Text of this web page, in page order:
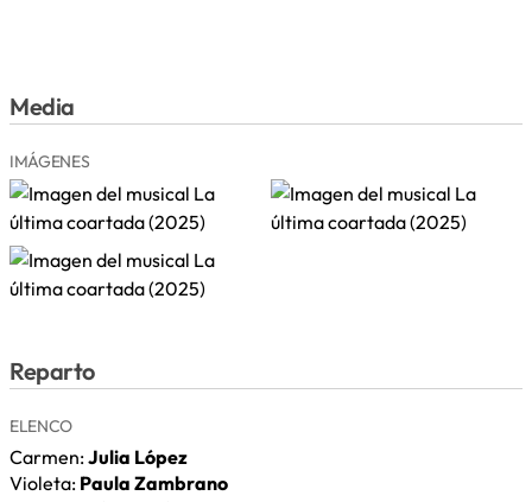
Media
IMÁGENES
Reparto
ELENCO
Carmen:Julia López
Violeta: Paula Zambrano